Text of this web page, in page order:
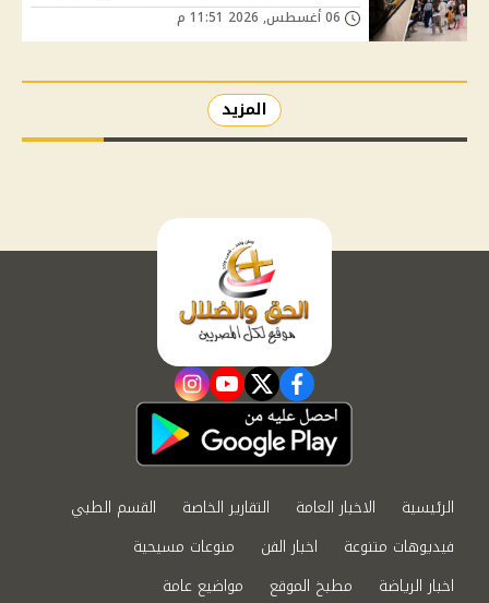
المزيد
facebook
twitter
youtube
instagram
الرئيسية الاخبار العامة التقارير الخاصة
القسم الطبي
فيديوهات متنوعة
اخبار الفن
منوعات مسيحية
اخبار الرياضة
مطبخ الموقع مواضيع عامة